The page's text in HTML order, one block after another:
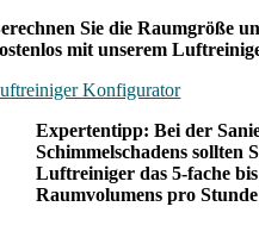
Sie die Raumgröße
mit unserem
Konfigurator
Expertentipp: Bei der
Schimmelschadens sollten
Luftreiniger das 5-fache bis
Raumvolumens pro